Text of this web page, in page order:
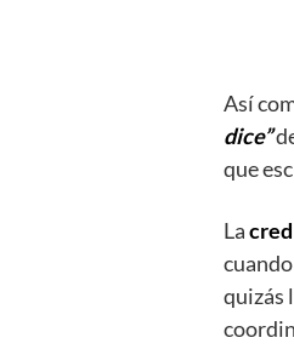
Así
dice”
que
La
quizás